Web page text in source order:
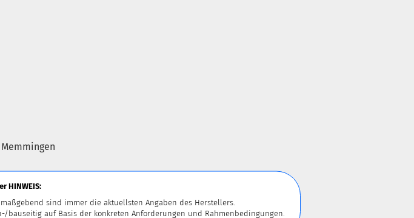
HINWEIS:
sind immer die aktuellsten Angaben des Herstellers.
auf Basis der konkreten Anforderungen und Rahmenbedingungen.